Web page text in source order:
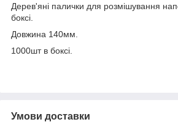
Дерев'яні палички для розмішування
боксі.
Довжина 140мм.
1000шт в боксі.
Умови доставки